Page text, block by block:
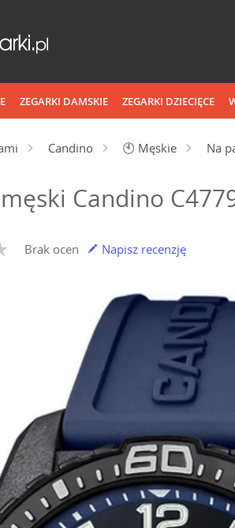
ZEGARKI DAMSKIE ZEGARKI DZIECIĘCE
Candino 🕙 Męskie Na
Candino
Brak ocen Napisz recenzję